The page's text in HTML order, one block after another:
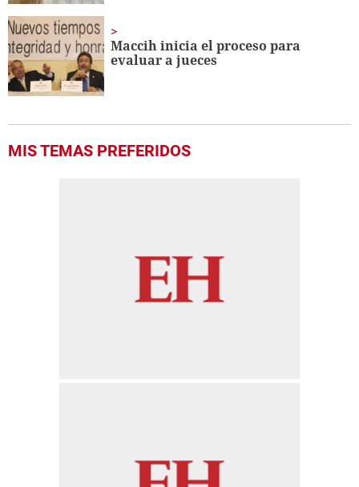
Maccih inicia el proceso para
evaluar a jueces
MIS TEMAS PREFERIDOS